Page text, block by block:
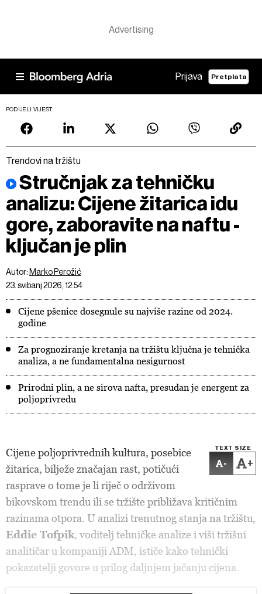
Prijava Pretplata
PODIJELI VIJEST
Trendovi na tržištu
Stručnjak za tehničku
analizu: Cijene žitarica idu
gore, zaboravite na naftu -
ključan je plin
Autor: Marko Perožić
23. svibanj 2026, 12:54
Cijene pšenice dosegnule su najviše razine od 2024.
godine
Za prognoziranje kretanja na tržištu ključna je tehnička
analiza, a ne fundamentalna nesigurnost
Prirodni plin, a ne sirova nafta, presudan je energent za
poljoprivredu
TEXT SIZE
- +
Cijene poljoprivrednih kultura, posebice
žitarica, bilježe značajan rast, potičući
rasprave o tome je li riječ o održivom
bikovskom trendu ili se tržište približava kritičnim
razinama otpora. U analizi trenutnog stanja na tržištu,
Eddie Tofpik, voditelj tehničke analize i viši tržišni
analitičar u kompaniji ADM, ističe kako tehnički
pokazatelji govore u prilog daljnjem jačanju cijena.